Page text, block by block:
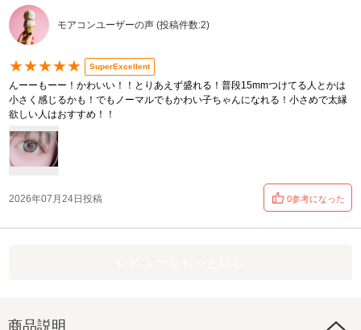
モアコンユーザーの声 (投稿件数:2)
★★★★★ SuperExcellent
んーーもーー！かわいい！！とりあえず盛れる！普段15mmつけてる人とかは
小さく感じるかも！でもノーマルでもかわい子ちゃんになれる！小さめで太縁
欲しい人はおすすめ！！
2026年07月24日投稿 0参考になった
商品説明